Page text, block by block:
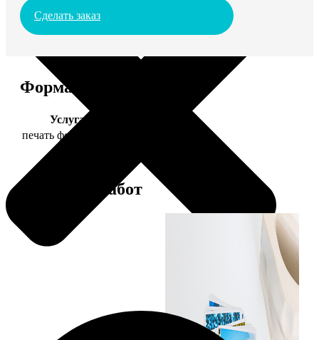
Сделать заказ
Форматы и цены
Услуга
печать фото 15х15
Примеры работ